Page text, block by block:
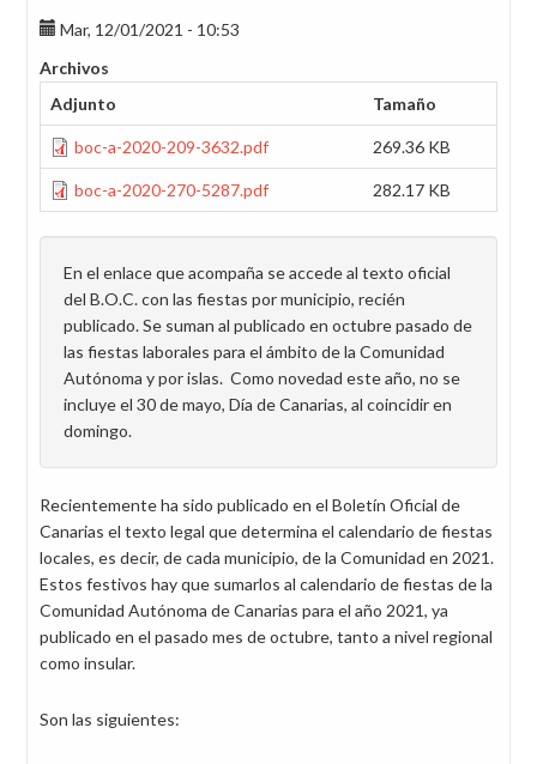
Mar, 12/01/2021 - 10:53
Archivos
Adjunto
Tamaño
boc-a-2020-209-3632.pdf 269.36 KB
boc-a-2020-270-5287.pdf 282.17 KB
En el enlace que acompaña se accede al texto oficial
del B.O.C. con las fiestas por municipio, recién
publicado. Se suman al publicado en octubre pasado de
las fiestas laborales para el ámbito de la Comunidad
Autónoma y por islas. Como novedad este año, no se
incluye el 30 de mayo, Día de Canarias, al coincidir en
domingo.
Recientemente ha sido publicado en el Boletín Oficial de
Canarias el texto legal que determina el calendario de fiestas
locales, es decir, de cada municipio, de la Comunidad en 2021.
Estos festivos hay que sumarlos al calendario de fiestas de la
Comunidad Autónoma de Canarias para el año 2021, ya
publicado en el pasado mes de octubre, tanto a nivel regional
como insular.
Son las siguientes: